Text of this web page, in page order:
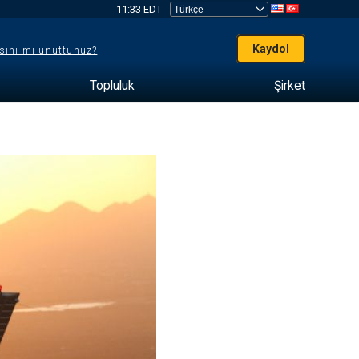
11:33 EDT
mı unuttunuz? Kaydol
Topluluk Şirket